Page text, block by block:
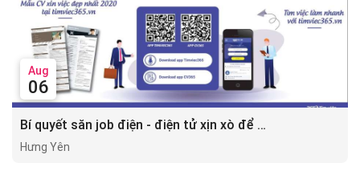
Aug
06
Bí quyết săn job điện - điện tử xịn xò để gia tăng thu nhập ⚡
Hưng Yên